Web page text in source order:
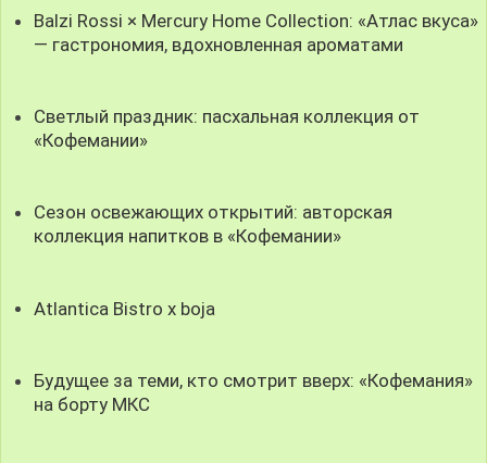
Balzi Rossi × Mercury Home Collection: «Атлас вкуса»
— гастрономия, вдохновленная ароматами
Светлый праздник: пасхальная коллекция от
«Кофемании»
Сезон освежающих открытий: авторская
коллекция напитков в «Кофемании»
Atlantica Bistro x boja
Будущее за теми, кто смотрит вверх: «Кофемания»
на борту МКС